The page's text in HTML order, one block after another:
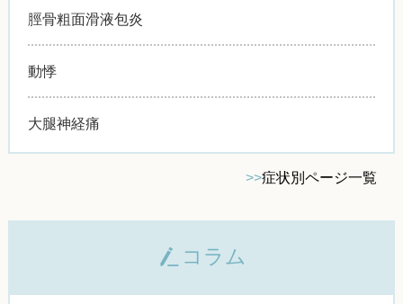
脛骨粗面滑液包炎
動悸
大腿神経痛
>>症状別ページ一覧
コラム